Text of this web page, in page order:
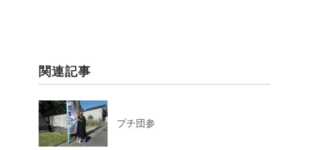
関連記事
プチ団参